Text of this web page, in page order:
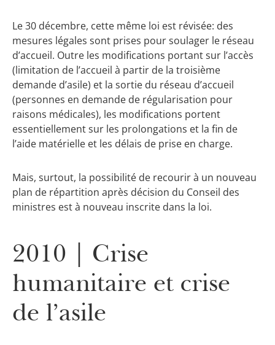
Le 30 décembre, cette même loi est révisée: des
mesures légales sont prises pour soulager le réseau
d’accueil. Outre les modifications portant sur l’accès
(limitation de l’accueil à partir de la troisième
demande d’asile) et la sortie du réseau d’accueil
(personnes en demande de régularisation pour
raisons médicales), les modifications portent
essentiellement sur les prolongations et la fin de
l’aide matérielle et les délais de prise en charge.
Mais, surtout, la possibilité de recourir à un nouveau
plan de répartition après décision du Conseil des
ministres est à nouveau inscrite dans la loi.
2010 | Crise
humanitaire et crise
de l’asile